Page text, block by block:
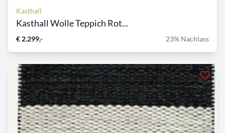
Kasthall
Kasthall Wolle Teppich Rot...
€ 2.299,- 23% Nachlass